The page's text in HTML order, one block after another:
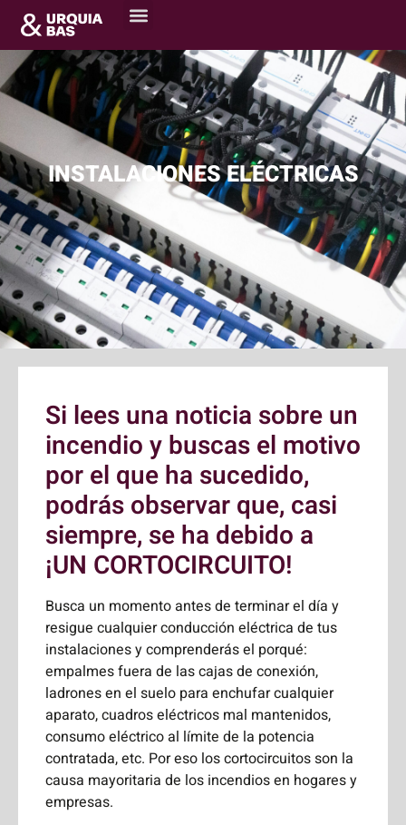
INSTALACIONES ELÉCTRICAS
Si lees una noticia sobre un
incendio y buscas el motivo
por el que ha sucedido,
podrás observar que, casi
siempre, se ha debido a
¡UN CORTOCIRCUITO!
Busca un momento antes de terminar el día y
resigue cualquier conducción eléctrica de tus
instalaciones y comprenderás el porqué:
empalmes fuera de las cajas de conexión,
ladrones en el suelo para enchufar cualquier
aparato, cuadros eléctricos mal mantenidos,
consumo eléctrico al límite de la potencia
contratada, etc. Por eso los cortocircuitos son la
causa mayoritaria de los incendios en hogares y
empresas.